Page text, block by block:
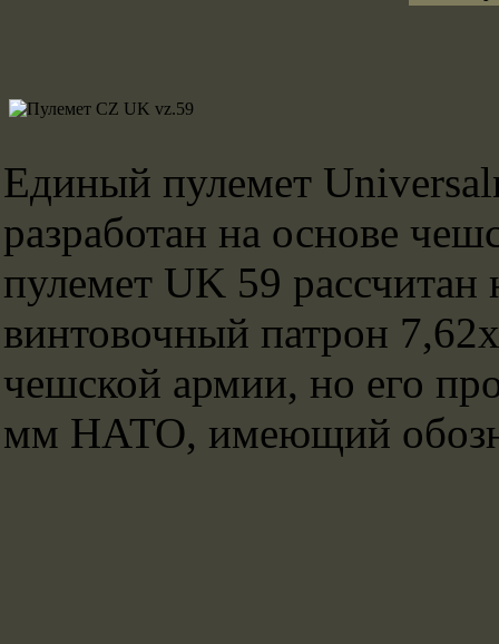
Единый пулемет
разработан на основе
пулемет UK 59
винтовочный патрон
чешской армии, но его
мм НАТО, имеющий